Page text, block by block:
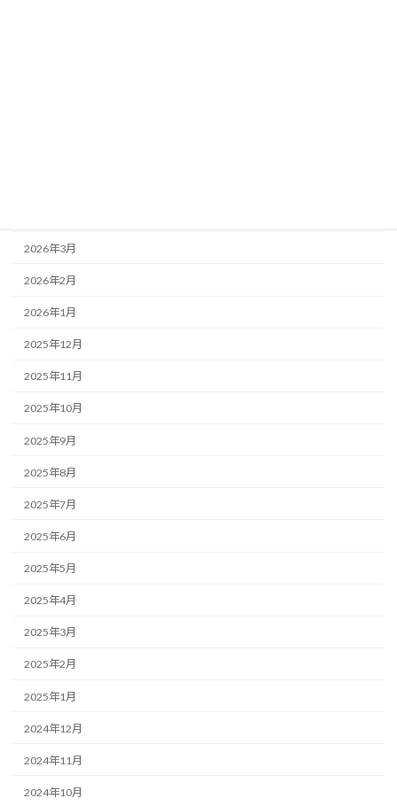
2026年3月
2026年2月
2026年1月
2025年12月
2025年11月
2025年10月
2025年9月
2025年8月
2025年7月
2025年6月
2025年5月
2025年4月
2025年3月
2025年2月
2025年1月
2024年12月
2024年11月
2024年10月